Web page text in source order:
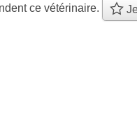
ce vétérinaire.